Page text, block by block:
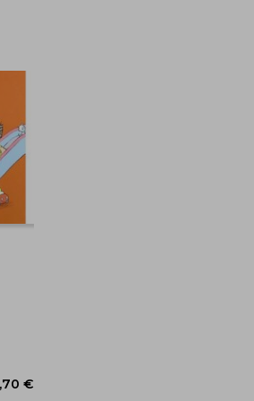
18,95 €